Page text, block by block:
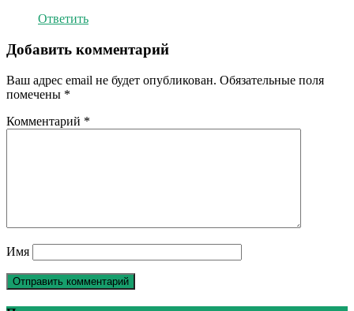
Ответить
Добавить комментарий
Ваш адрес email не будет опубликован. Обязательные поля
помечены *
Комментарий *
Имя